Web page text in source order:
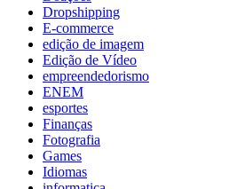
Dropshipping
E-commerce
edição de imagem
Edição de Vídeo
empreendedorismo
ENEM
esportes
Finanças
Fotografia
Games
Idiomas